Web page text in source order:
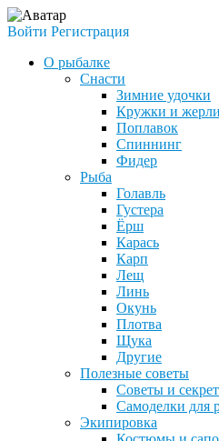
Войти Регистрация
О рыбалке
Снасти
Зимние удочки
Кружки и
Поплавок
Спиннинг
Фидер
Рыба
Голавль
Густера
Ёрш
Карась
Карп
Лещ
Линь
Окунь
Плотва
Щука
Другие
Полезные советы
Советы и
Самоделки для
Экипировка